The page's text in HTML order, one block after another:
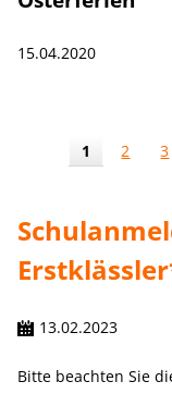
15.04.2020
1 2 3
13.02.2023
Bitte beachten Sie